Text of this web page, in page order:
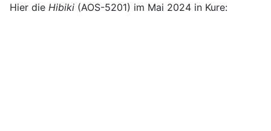
Hier die Hibiki (AOS-5201) im Mai 2024 in Kure: